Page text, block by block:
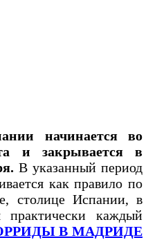
начинается во
и закрывается в
В указанный период
как правило по
столице Испании, в
практически каждый
В МАДРИДЕ